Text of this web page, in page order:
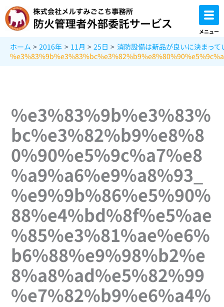
容
を
メニュー
ホーム 2016年 11月 25日
消防設備は新品が良いに決まって
%e3%83%9b%e3%83%
bc%e3%82%b9%e8%8
0%90%e5%9c%a7%e8
%a9%a6%e9%a8%93_
%e9%9b%86%e5%90%
88%e4%bd%8f%e5%ae
%85%e3%81%ae%e6%
b6%88%e9%98%b2%e
8%a8%ad%e5%82%99
%e7%82%b9%e6%a4%